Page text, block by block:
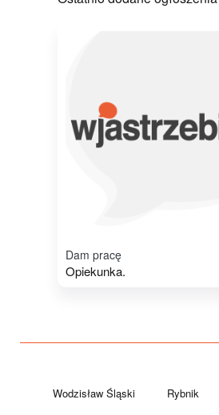
Dam pracę
Opiekunka.
Wodzisław Śląski Rybnik